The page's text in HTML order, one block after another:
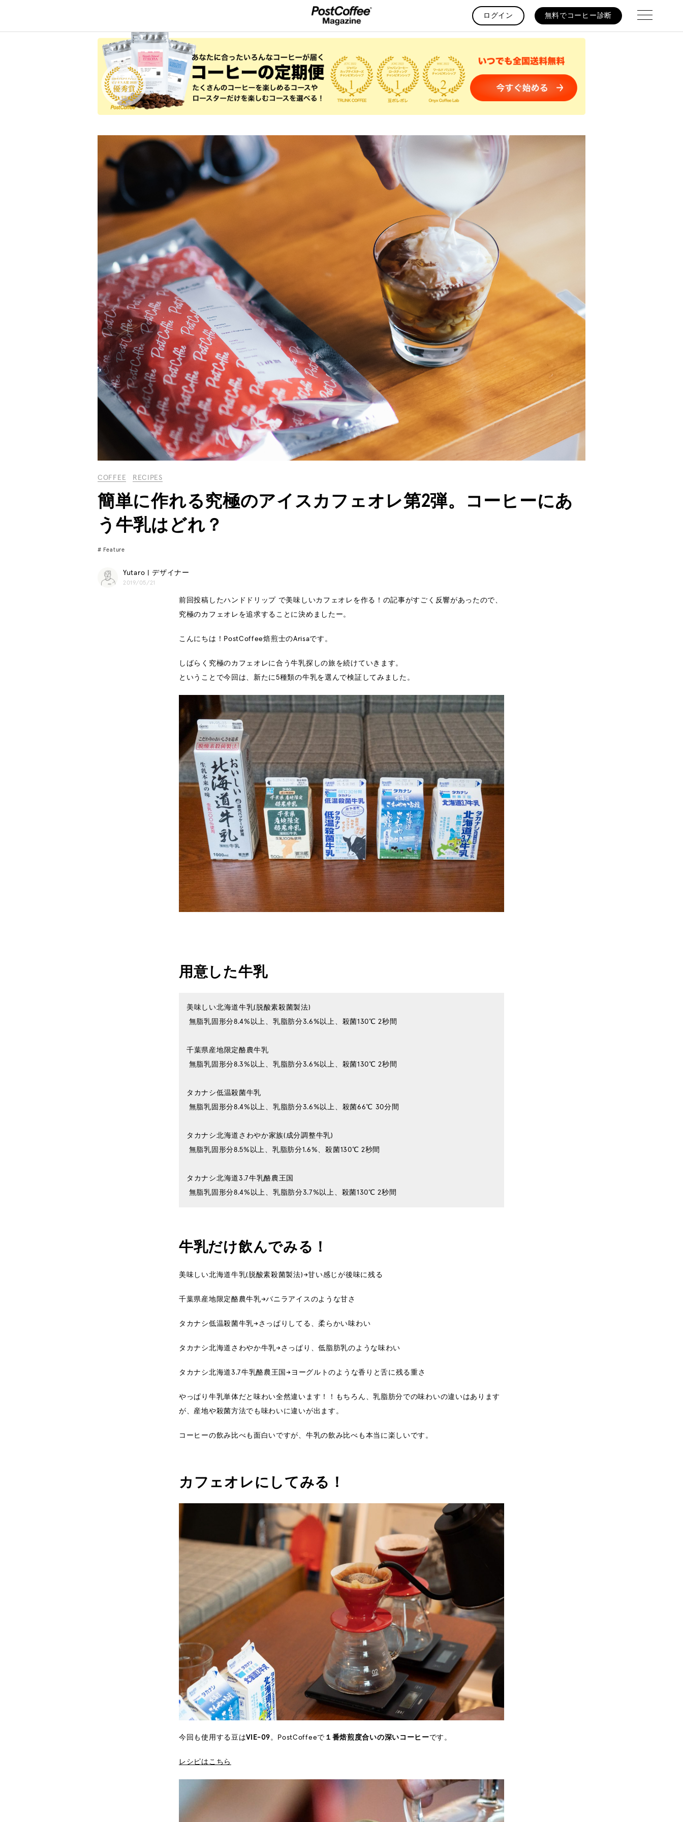
ログイン 無料でコーヒー診断
COFFEE RECIPES
簡単に作れる究極のアイスカフェオレ第2弾。コーヒーにあ
う牛乳はどれ？
Feature
Yutaro | デザイナー
2019/05/21
前回投稿したハンドドリップ で美味しいカフェオレを作る！の記事がすごく反響があったので、
究極のカフェオレを追求することに決めましたー。
こんにちは！PostCoffee焙煎士のArisaです。
しばらく究極のカフェオレに合う牛乳探しの旅を続けていきます。
ということで今回は、新たに5種類の牛乳を選んで検証してみました。
用意した牛乳
美味しい北海道牛乳(脱酸素殺菌製法)
千葉県産地限定酪農牛乳
タカナシ低温殺菌牛乳
タカナシ北海道さわやか家族(成分調整牛乳)
タカナシ北海道3.7牛乳酪農王国
無脂乳固形分8.4%以上、乳脂肪分3.7%以上、殺菌130℃ 2秒間
牛乳だけ飲んでみる！
美味しい北海道牛乳(脱酸素殺菌製法)→甘い感じが後味に残る
千葉県産地限定酪農牛乳→バニラアイスのような甘さ
タカナシ低温殺菌牛乳→さっぱりしてる、柔らかい味わい
タカナシ北海道さわやか牛乳→さっぱり、低脂肪乳のような味わい
タカナシ北海道3.7牛乳酪農王国→ヨーグルトのような香りと舌に残る重さ
やっぱり牛乳単体だと味わい全然違います！！もちろん、乳脂肪分での味わいの違いはあります
が、産地や殺菌方法でも味わいに違いが出ます。
コーヒーの飲み比べも面白いですが、牛乳の飲み比べも本当に楽しいです。
カフェオレにしてみる！
今回も使用する豆はVIE-09 。PostCoffeeで １番焙煎度合いの深いコーヒーです。
レシピはこちら